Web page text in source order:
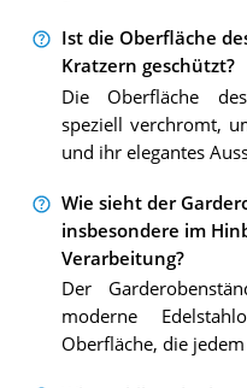
Ist die Oberfläche
Kratzern geschützt?
Die Oberfläche
speziell verchromt,
und ihr elegantes
Wie sieht der
insbesondere im
Verarbeitung?
Der
moderne
Oberfläche, die